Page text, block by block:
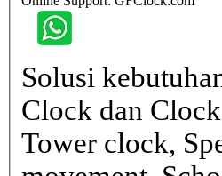
Solusi
Clock dan
Tower clock,